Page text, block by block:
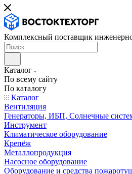
Комплексный поставщик
Каталог
По всему сайту
По каталогу
Каталог
Вентиляция
Генераторы, ИБП, Солнечные
Инструмент
Климатическое оборудование
Крепёж
Металлопродукция
Насосное оборудование
Оборудование и средства